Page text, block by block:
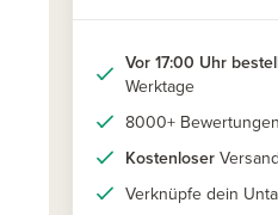
Vor 17:00 Uhr
Werktage
8000+ Bewertungen
Kostenloser
Verknüpfe dein